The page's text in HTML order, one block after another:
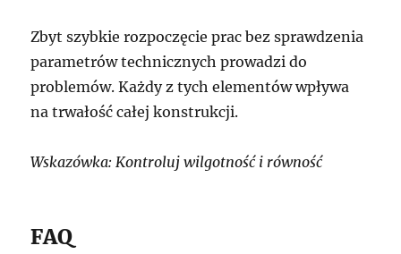
Zbyt szybkie rozpoczęcie prac bez sprawdzenia
parametrów technicznych prowadzi do
problemów. Każdy z tych elementów wpływa
na trwałość całej konstrukcji.
Wskazówka: Kontroluj wilgotność i równość
FAQ